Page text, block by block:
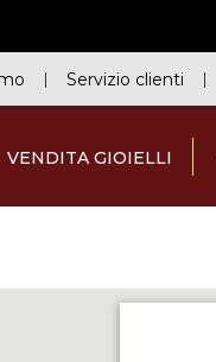
Servizio clienti
VENDITA GIOIELLI